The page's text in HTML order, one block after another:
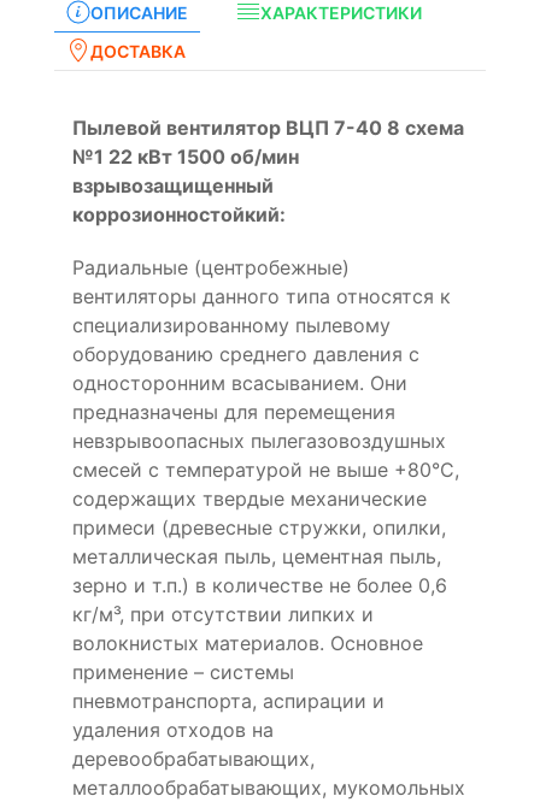
ОПИСАНИЕ
ХАРАКТЕРИСТИКИ
ДОСТАВКА
Пылевой вентилятор ВЦП 7-40 8 схема
№1 22 кВт 1500 об/мин
взрывозащищенный
коррозионностойкий:
Радиальные (центробежные)
вентиляторы данного типа относятся к
специализированному пылевому
оборудованию среднего давления с
односторонним всасыванием. Они
предназначены для перемещения
невзрывоопасных пылегазовоздушных
смесей с температурой не выше +80°С,
содержащих твердые механические
примеси (древесные стружки, опилки,
металлическая пыль, цементная пыль,
зерно и т.п.) в количестве не более 0,6
кг/м³, при отсутствии липких и
волокнистых материалов. Основное
применение – системы
пневмотранспорта, аспирации и
удаления отходов на
деревообрабатывающих,
металлообрабатывающих, мукомольных